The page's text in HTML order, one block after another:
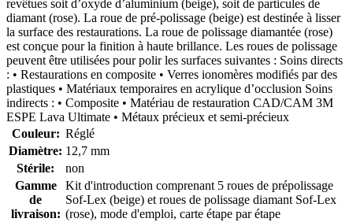
revêtues soit d’oxyde d’aluminium (beige), soit de particules de
diamant (rose). La roue de pré-polissage (beige) est destinée à lisser
la surface des restaurations. La roue de polissage diamantée (rose)
est conçue pour la finition à haute brillance. Les roues de polissage
peuvent être utilisées pour polir les surfaces suivantes : Soins directs
: • Restaurations en composite • Verres ionomères modifiés par des
plastiques • Matériaux temporaires en acrylique d’occlusion Soins
indirects : • Composite • Matériau de restauration CAD/CAM 3M
ESPE Lava Ultimate • Métaux précieux et semi-précieux
Couleur: Réglé
Diamètre: 12,7 mm
Stérile:
non
Gamme
de
livraison:
Kit d'introduction comprenant 5 roues de prépolissage
Sof-Lex (beige) et roues de polissage diamant Sof-Lex
(rose), mode d'emploi, carte étape par étape